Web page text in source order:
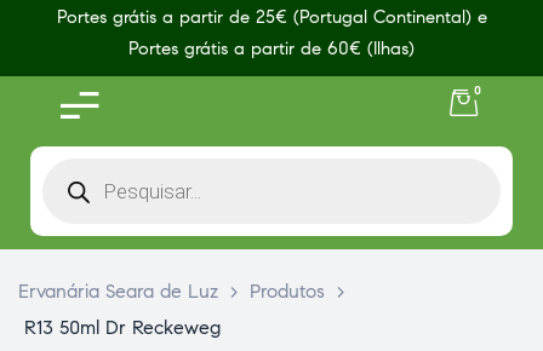
Portes grátis a partir de 25€ (Portugal Continental) e
Portes grátis a partir de 60€ (Ilhas)
0
Ervanária Seara de Luz > Produtos
>
R13 50ml Dr Reckeweg